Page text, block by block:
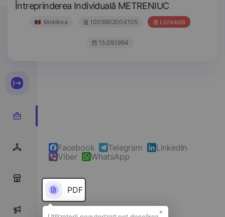
Întreprinderea Individuală METRENIUC
Moldova 1005602004105 Lichidată
15.09.1994
Facebook Telegram
LinkedIn
Viber
WhatsApp
PDF
×